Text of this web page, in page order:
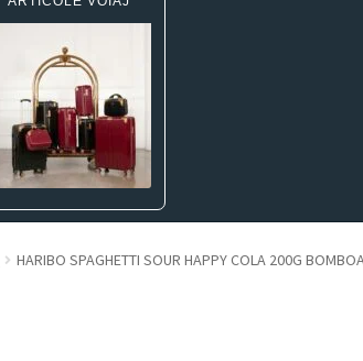
HARIBO SPAGHETTI SOUR HAPPY COLA 200G